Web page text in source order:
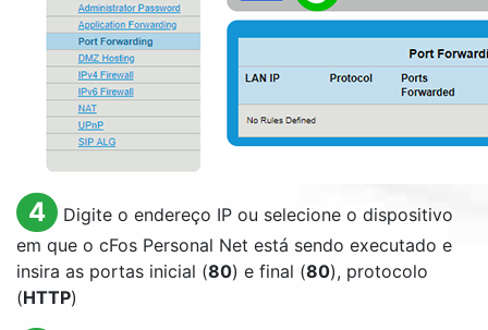
4
Digite o endereço IP ou selecione o dispositivo
em que o cFos Personal Net está sendo executado e
insira as portas inicial (80) e final (80), protocolo
(HTTP)